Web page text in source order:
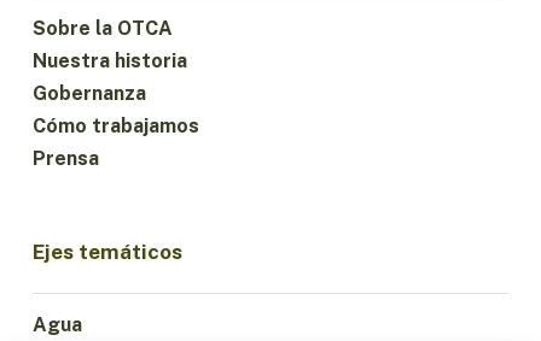
Sobre la OTCA
Nuestra historia
Gobernanza
Cómo trabajamos
Prensa
Ejes temáticos
Agua